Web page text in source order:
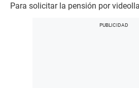
Para solicitar la pensión por